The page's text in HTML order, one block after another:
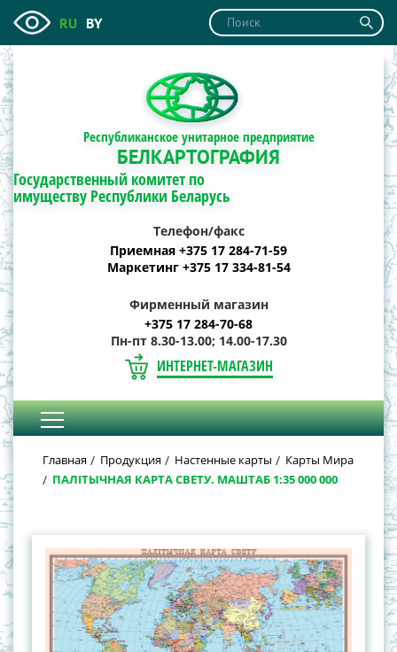
RU BY
Республиканское унитарное предприятие
БЕЛКАРТОГРАФИЯ
Государственный комитет по
имуществу Республики Беларусь
Телефон/факс
Приемная +375 17 284-71-59
Маркетинг +375 17 334-81-54
Фирменный магазин
+375 17 284-70-68
Пн-пт 8.30-13.00; 14.00-17.30
ИНТЕРНЕТ-МАГАЗИН
Главная Продукция Настенные карты
Карты Мира
ПАЛІТЫЧНАЯ КАРТА СВЕТУ. МАШТАБ 1:35 000 000